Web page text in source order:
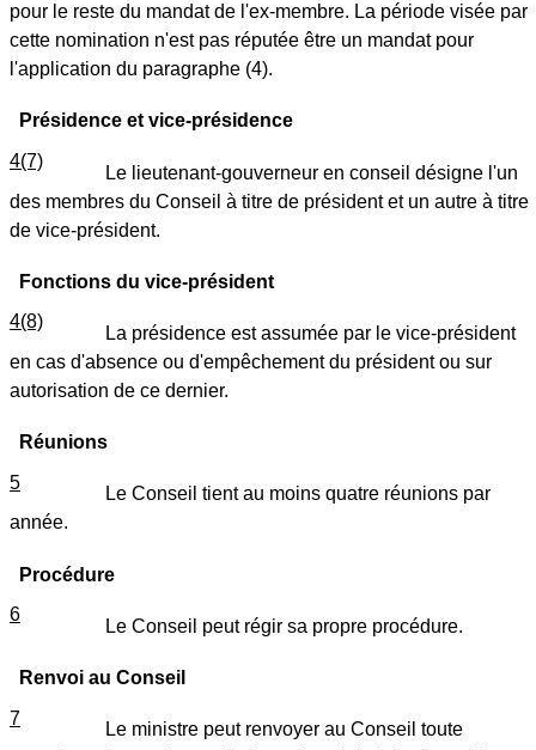
pour le reste du mandat de l'ex-membre. La période visée par
cette nomination n'est pas réputée être un mandat pour
l'application du paragraphe (4).
Présidence et vice-présidence
4(7)
Le lieutenant-gouverneur en conseil désigne l'un
des membres du Conseil à titre de président et un autre à titre
de vice-président.
Fonctions du vice-président
4(8)
La présidence est assumée par le vice-président
en cas d'absence ou d'empêchement du président ou sur
autorisation de ce dernier.
Réunions
5
Le Conseil tient au moins quatre réunions par
année.
Procédure
6
Le Conseil peut régir sa propre procédure.
Renvoi au Conseil
7
Le ministre peut renvoyer au Conseil toute